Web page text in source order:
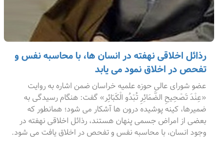
رذائل اخلاقی نهفته در انسان ها، با محاسبه نفس و
تفحص در اخلاق نمود می یابد
عضو شورای عالی حوزه علمیه خراسان ضمن اشاره به روایت
«عِنْدَ تَصْحِیحِ الضَّمَائِرِ تُبْدُو الْكَبَائِر» گفت: هنگام رسیدگى به
ضمیرها، كینه پوشیده درون ها آشكار مى شود؛ همانطور که
بعضی از امراض جسمی پنهان هستند، رذائل اخلاقی نهفته در
وجود انسان، با محاسبه نفس و تفحص در اخلاق یافت می شود.